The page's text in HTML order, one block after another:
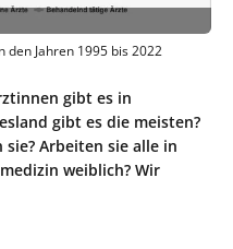
den Jahren 1995 bis 2022
gibt es in
gibt es die meisten?
Arbeiten sie alle in
weiblich? Wir